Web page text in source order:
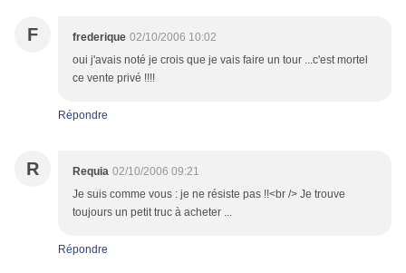
F frederique 02/10/2006 10:02
oui j'avais noté je crois que je vais faire un tour ...c'est mortel
ce vente privé !!!!
Répondre
R Requia 02/10/2006 09:21
Je suis comme vous : je ne résiste pas !!<br /> Je trouve
toujours un petit truc à acheter ...
Répondre